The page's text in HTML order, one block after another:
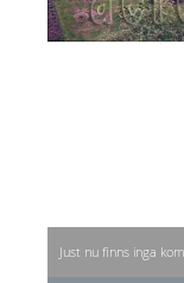
Just nu finns inga